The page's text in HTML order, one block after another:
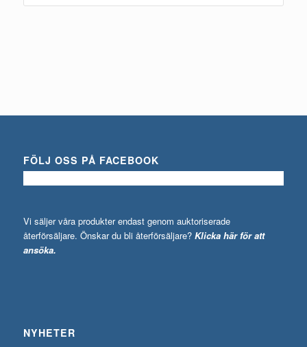
FÖLJ OSS PÅ FACEBOOK
Vi säljer våra produkter endast genom auktoriserade
återförsäljare. Önskar du bli återförsäljare? Klicka här för att
ansöka.
NYHETER